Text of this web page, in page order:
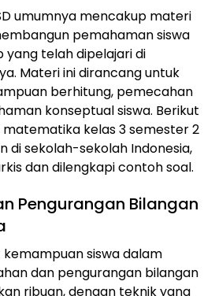
umumnya mencakup materi
pemahaman siswa
telah dipelajari di
Materi ini dirancang untuk
berhitung, pemecahan
konseptual siswa. Berikut
kelas 3 semester 2
di sekolah-sekolah Indonesia,
dan dilengkapi contoh soal.
Pengurangan Bilangan
siswa dalam
dan pengurangan bilangan
ribuan, dengan teknik yang